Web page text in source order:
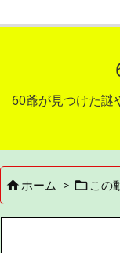
60爺が見つけた謎
ホーム >  この